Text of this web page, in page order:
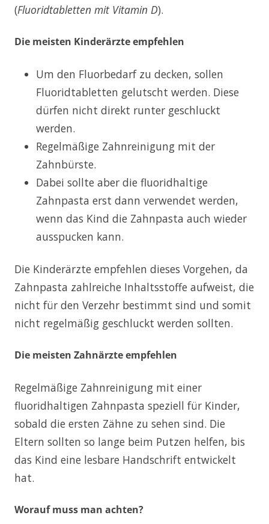
(Fluoridtabletten mit Vitamin D).
Die meisten Kinderärzte empfehlen
Um den Fluorbedarf zu decken, sollen
Fluoridtabletten gelutscht werden. Diese
dürfen nicht direkt runter geschluckt
werden.
Regelmäßige Zahnreinigung mit der
Zahnbürste.
Dabei sollte aber die fluoridhaltige
Zahnpasta erst dann verwendet werden,
wenn das Kind die Zahnpasta auch wieder
ausspucken kann.
Die Kinderärzte empfehlen dieses Vorgehen, da
Zahnpasta zahlreiche Inhaltsstoffe aufweist, die
nicht für den Verzehr bestimmt sind und somit
nicht regelmäßig geschluckt werden sollten.
Die meisten Zahnärzte empfehlen
Regelmäßige Zahnreinigung mit einer
fluoridhaltigen Zahnpasta speziell für Kinder,
sobald die ersten Zähne zu sehen sind. Die
Eltern sollten so lange beim Putzen helfen, bis
das Kind eine lesbare Handschrift entwickelt
hat.
Worauf muss man achten?